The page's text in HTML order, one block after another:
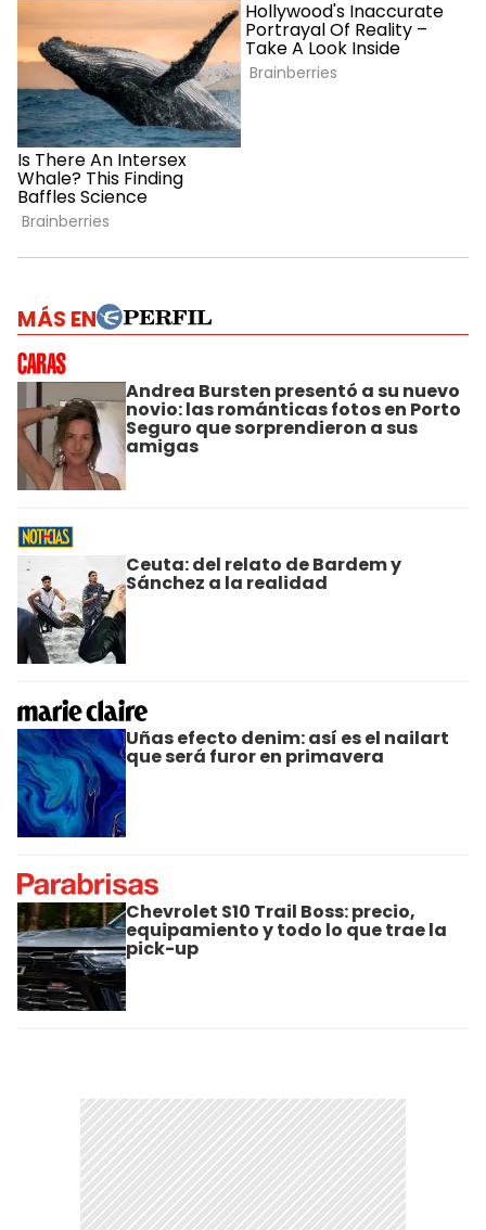
MÁS EN
Andrea Bursten presentó a su nuevo
novio: las románticas fotos en Porto
Seguro que sorprendieron a sus
amigas
Ceuta: del relato de Bardem y
Sánchez a la realidad
Uñas efecto denim: así es el nailart
que será furor en primavera
Chevrolet S10 Trail Boss: precio,
equipamiento y todo lo que trae la
pick-up